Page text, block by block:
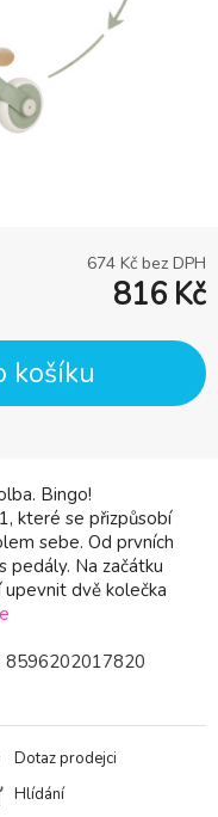
Bingo!
které se přizpůsobí
sebe. Od prvních
pedály. Na začátku
dvě kolečka
674 Kč bez DPH
816 Kč
košíku
8596202017820
Dotaz prodejci
Hlídání